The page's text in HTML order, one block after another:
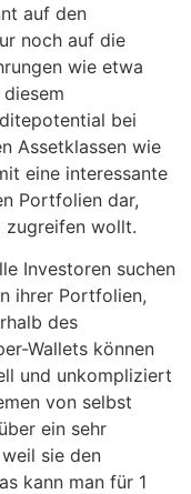
auf den
noch auf die
wie etwa
bei
Assetklassen wie
eine interessante
Portfolien dar,
zugreifen wollt.
Investoren suchen
ihrer Portfolien,
des
Wallets können
und unkompliziert
von selbst
ein sehr
sie den
kann man für 1